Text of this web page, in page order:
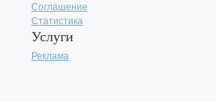
Соглашение
Статистика
Услуги
Реклама